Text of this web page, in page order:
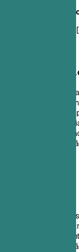
Habilidades
[Habilidade
O que vale
Agrupe suas
Frameworks,
técnicas
ordem de
comportamentais
bullet points na
Não liste
em usar em uma
progresso ou
(ex: "Java: 80%").